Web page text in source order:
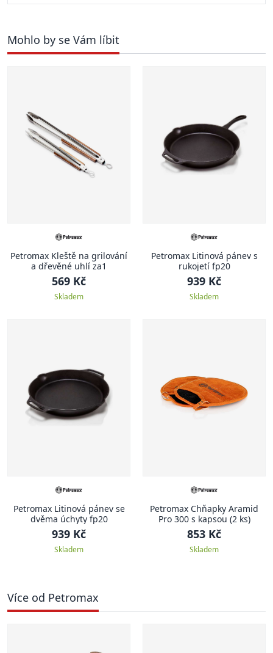
Mohlo by se Vám líbit
Petromax Kleště na grilování
a dřevěné uhlí za1
569 Kč
Skladem
Petromax Litinová pánev s
rukojetí fp20
939 Kč
Skladem
Petromax Litinová pánev se
dvěma úchyty fp20
939 Kč
Skladem
Petromax Chňapky Aramid
Pro 300 s kapsou (2 ks)
853 Kč
Skladem
Více od Petromax